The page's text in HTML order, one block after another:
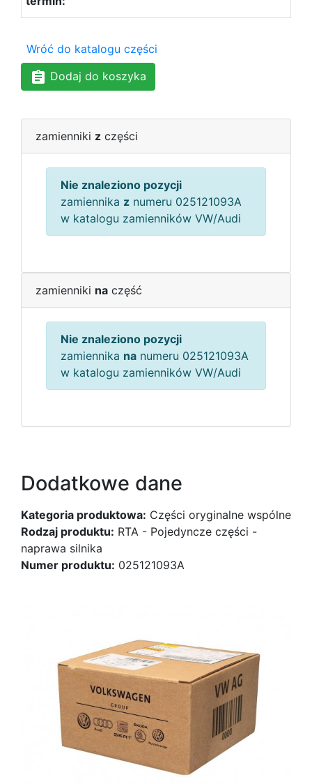
Wróć do katalogu części
Dodaj do koszyka
zamienniki z części
Nie znaleziono pozycji
zamiennika z numeru 025121093A
w katalogu zamienników VW/Audi
zamienniki na część
Nie znaleziono pozycji
zamiennika na numeru 025121093A
w katalogu zamienników VW/Audi
Dodatkowe dane
Kategoria produktowa: Części oryginalne wspólne
Rodzaj produktu: RTA - Pojedyncze części -
naprawa silnika
Numer produktu: 025121093A